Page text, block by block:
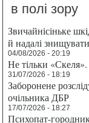
в полі зору
Звичайнісіньке
й надалі
04/08/2026 - 20:19
Не тільки
31/07/2026 - 18:19
Заборонене
очільника ДБР
17/07/2026 - 18:27
Психопат-